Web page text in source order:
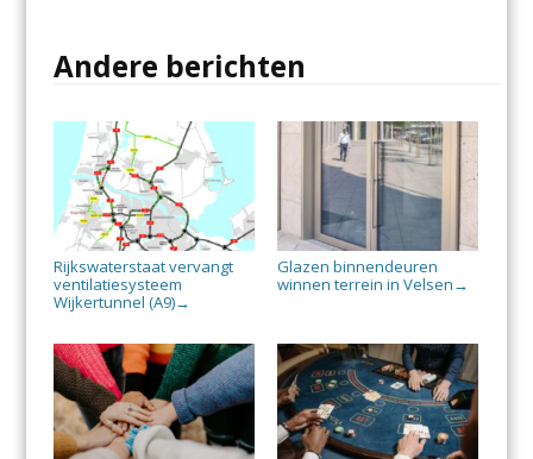
Andere berichten
Rijkswaterstaat vervangt
ventilatiesysteem
Wijkertunnel (A9)→
Glazen binnendeuren
winnen terrein in Velsen →